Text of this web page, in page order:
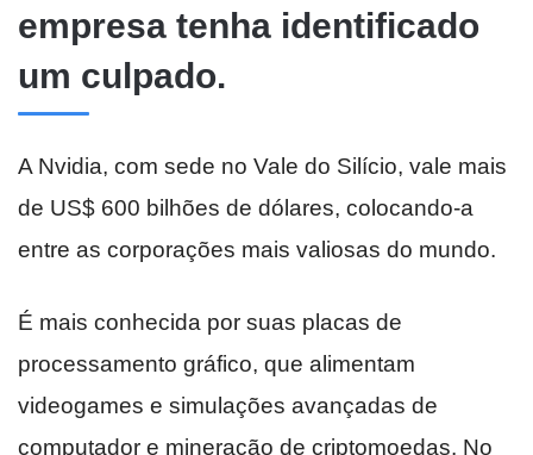
empresa tenha identificado
um culpado.
A Nvidia, com sede no Vale do Silício, vale mais
de US$ 600 bilhões de dólares, colocando-a
entre as corporações mais valiosas do mundo.
É mais conhecida por suas placas de
processamento gráfico, que alimentam
videogames e simulações avançadas de
computador e mineração de criptomoedas. No